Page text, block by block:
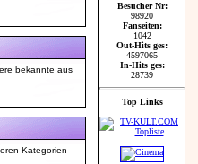
Besucher Nr:
98920
Fanseiten:
1042
Out-Hits ges:
4597065
In-Hits ges:
28739
Top Links